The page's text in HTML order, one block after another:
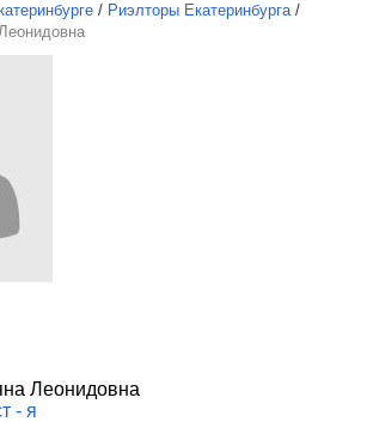
/ Риэлторы Екатеринбурга /
Леонидовна
- я